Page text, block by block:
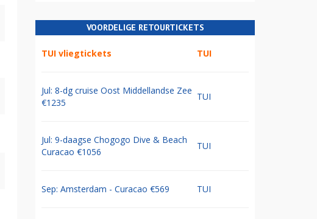
VOORDELIGE RETOURTICKETS
TUI vliegtickets TUI
Jul: 8-dg cruise Oost Middellandse Zee
€1235
TUI
Jul: 9-daagse Chogogo Dive & Beach
Curacao €1056
TUI
Sep: Amsterdam - Curacao €569 TUI